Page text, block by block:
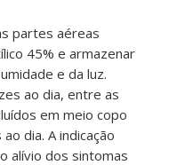
partes aéreas
45% e armazenar
e da luz.
ao dia, entre as
em meio copo
dia. A indicação
alívio dos sintomas